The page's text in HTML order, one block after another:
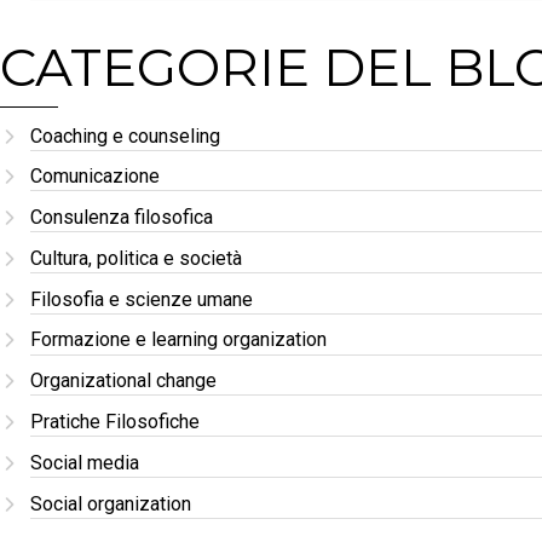
CATEGORIE DEL
Coaching e counseling
Comunicazione
Consulenza filosofica
Cultura, politica e società
Filosofia e scienze umane
Formazione e learning organization
Organizational change
Pratiche Filosofiche
Social media
Social organization